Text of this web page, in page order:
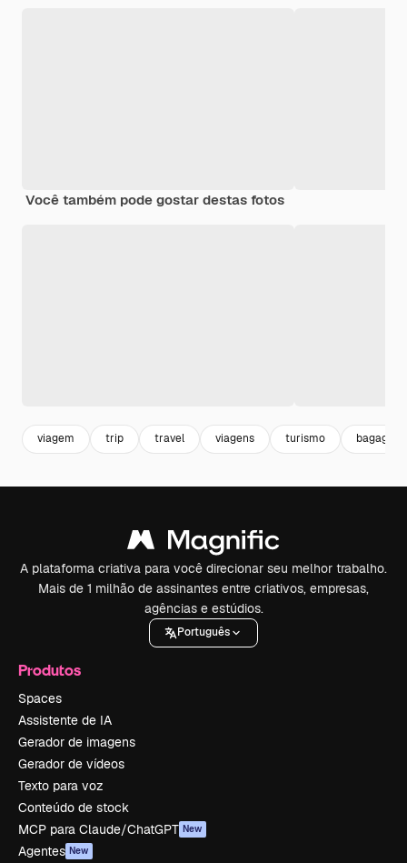
Você também pode gostar destas fotos
viagem trip travel viagens turismo bagagem
A plataforma criativa para você direcionar seu melhor trabalho.
Mais de 1 milhão de assinantes entre criativos, empresas,
agências e estúdios.
Português
Produtos
Spaces
Assistente de IA
Gerador de imagens
Gerador de vídeos
Texto para voz
Conteúdo de stock
MCP para Claude/ChatGPT New
Agentes New